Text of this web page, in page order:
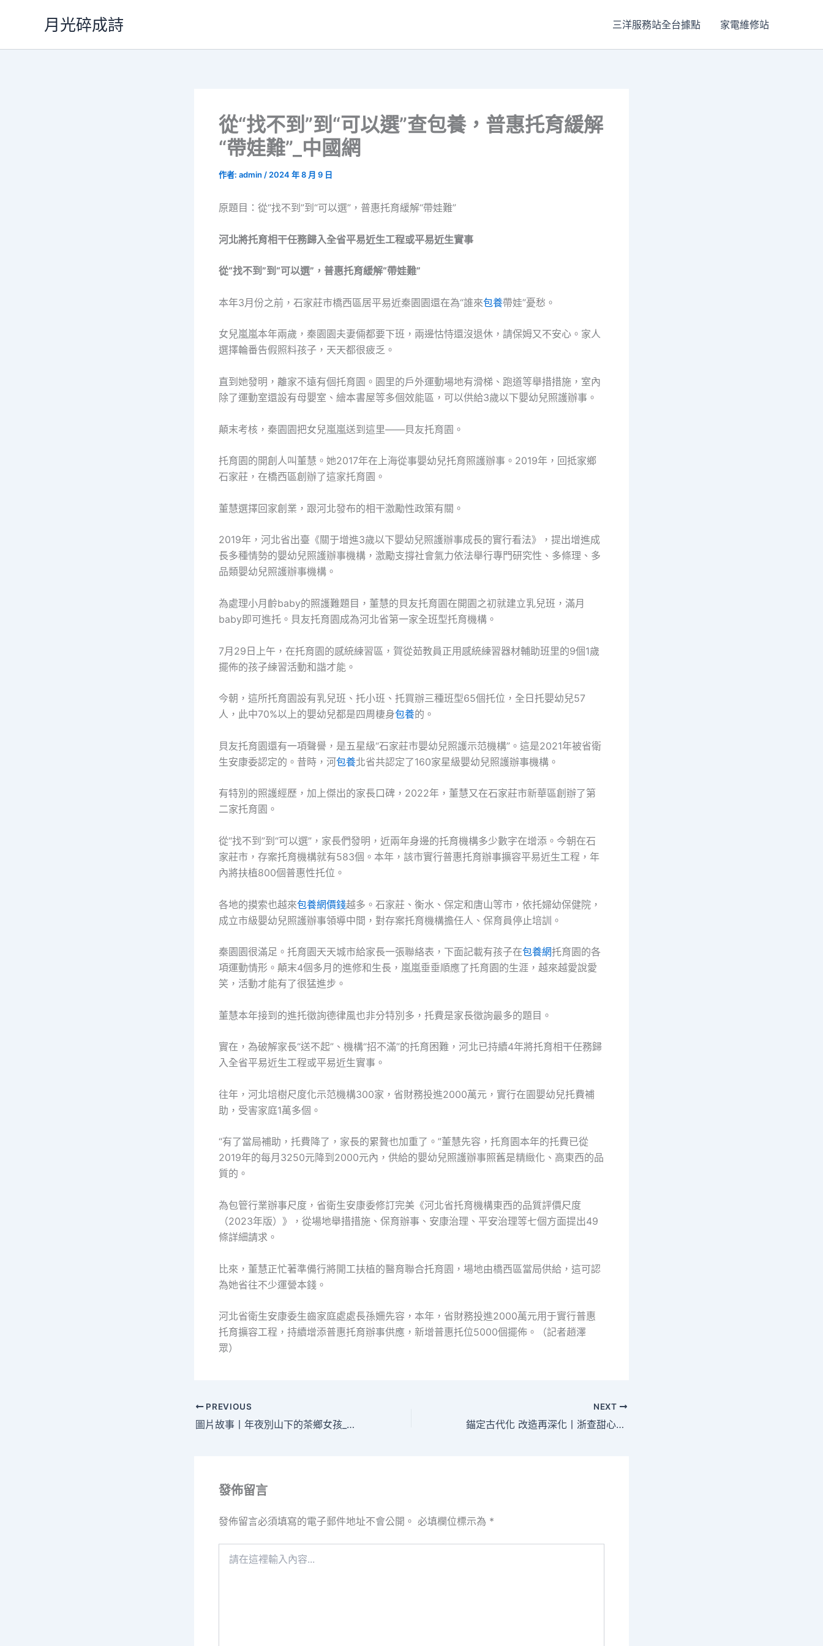
月光碎成詩 三洋服務站全台據點 家電維修站
從“找不到”到“可以選”查包養，普惠托育緩解
“帶娃難”_中國網
作者: admin / 2024 年 8 月 9 日
原題目：從“找不到”到“可以選”，普惠托育緩解“帶娃難”
河北將托育相干任務歸入全省平易近生工程或平易近生實事
從“找不到”到“可以選”，普惠托育緩解“帶娃難”
本年3月份之前，石家莊市橋西區居平易近秦園園還在為“誰來包養帶娃”憂愁。
女兒嵐嵐本年兩歲，秦園園夫妻倆都要下班，兩邊怙恃還沒退休，請保姆又不安心。家人
選擇輪番告假照料孩子，天天都很疲乏。
直到她發明，離家不遠有個托育園。園里的戶外運動場地有滑梯、跑道等舉措措施，室內
除了運動室還設有母嬰室、繪本書屋等多個效能區，可以供給3歲以下嬰幼兒照護辦事。
顛末考核，秦園園把女兒嵐嵐送到這里——貝友托育園。
托育園的開創人叫董慧。她2017年在上海從事嬰幼兒托育照護辦事。2019年，回抵家鄉
石家莊，在橋西區創辦了這家托育園。
董慧選擇回家創業，跟河北發布的相干激勵性政策有關。
2019年，河北省出臺《關于增進3歲以下嬰幼兒照護辦事成長的實行看法》，提出增進成
長多種情勢的嬰幼兒照護辦事機構，激勵支撐社會氣力依法舉行專門研究性、多條理、多
品類嬰幼兒照護辦事機構。
為處理小月齡baby的照護難題目，董慧的貝友托育園在開園之初就建立乳兒班，滿月
baby即可進托。貝友托育園成為河北省第一家全班型托育機構。
7月29日上午，在托育園的感統練習區，賀從茹教員正用感統練習器材輔助班里的9個1歲
擺佈的孩子練習活動和諧才能。
今朝，這所托育園設有乳兒班、托小班、托買辦三種班型65個托位，全日托嬰幼兒57
人，此中70%以上的嬰幼兒都是四周棲身包養的。
貝友托育園還有一項聲譽，是五星級“石家莊市嬰幼兒照護示范機構”。這是2021年被省衛
生安康委認定的。昔時，河包養北省共認定了160家星級嬰幼兒照護辦事機構。
有特別的照護經歷，加上傑出的家長口碑，2022年，董慧又在石家莊市新華區創辦了第
二家托育園。
從“找不到”到“可以選”，家長們發明，近兩年身邊的托育機構多少數字在增添。今朝在石
家莊市，存案托育機構就有583個。本年，該市實行普惠托育辦事擴容平易近生工程，年
內將扶植800個普惠性托位。
各地的摸索也越來包養網價錢越多。石家莊、衡水、保定和唐山等市，依托婦幼保健院，
成立市級嬰幼兒照護辦事領導中間，對存案托育機構擔任人、保育員停止培訓。
秦園園很滿足。托育園天天城市給家長一張聯絡表，下面記載有孩子在包養網托育園的各
項運動情形。顛末4個多月的進修和生長，嵐嵐垂垂順應了托育園的生涯，越來越愛說愛
笑，活動才能有了很猛進步。
董慧本年接到的進托徵詢德律風也非分特別多，托費是家長徵詢最多的題目。
實在，為破解家長“送不起”、機構“招不滿”的托育困難，河北已持續4年將托育相干任務歸
入全省平易近生工程或平易近生實事。
往年，河北培樹尺度化示范機構300家，省財務投進2000萬元，實行在園嬰幼兒托費補
助，受害家庭1萬多個。
“有了當局補助，托費降了，家長的累贅也加重了。”董慧先容，托育園本年的托費已從
2019年的每月3250元降到2000元內，供給的嬰幼兒照護辦事照舊是精緻化、高東西的品
質的。
為包管行業辦事尺度，省衛生安康委修訂完美《河北省托育機構東西的品質評價尺度
（2023年版）》，從場地舉措措施、保育辦事、安康治理、平安治理等七個方面提出49
條詳細請求。
比來，董慧正忙著準備行將開工扶植的醫育聯合托育園，場地由橋西區當局供給，這可認
為她省往不少運營本錢。
河北省衛生安康委生齒家庭處處長孫姍先容，本年，省財務投進2000萬元用于實行普惠
托育擴容工程，持續增添普惠托育辦事供應，新增普惠托位5000個擺佈。（記者趙澤
眾）
PREVIOUS
圖片故事丨年夜別山下的茶鄉女孩_查覓包養價錢中國網
NEXT
錨定古代化 改造再深化丨浙查甜心寶物包養網江仙居致富果的故事_中國網
發佈留言
發佈留言必須填寫的電子郵件地址不會公開。 必填欄位標示為 *